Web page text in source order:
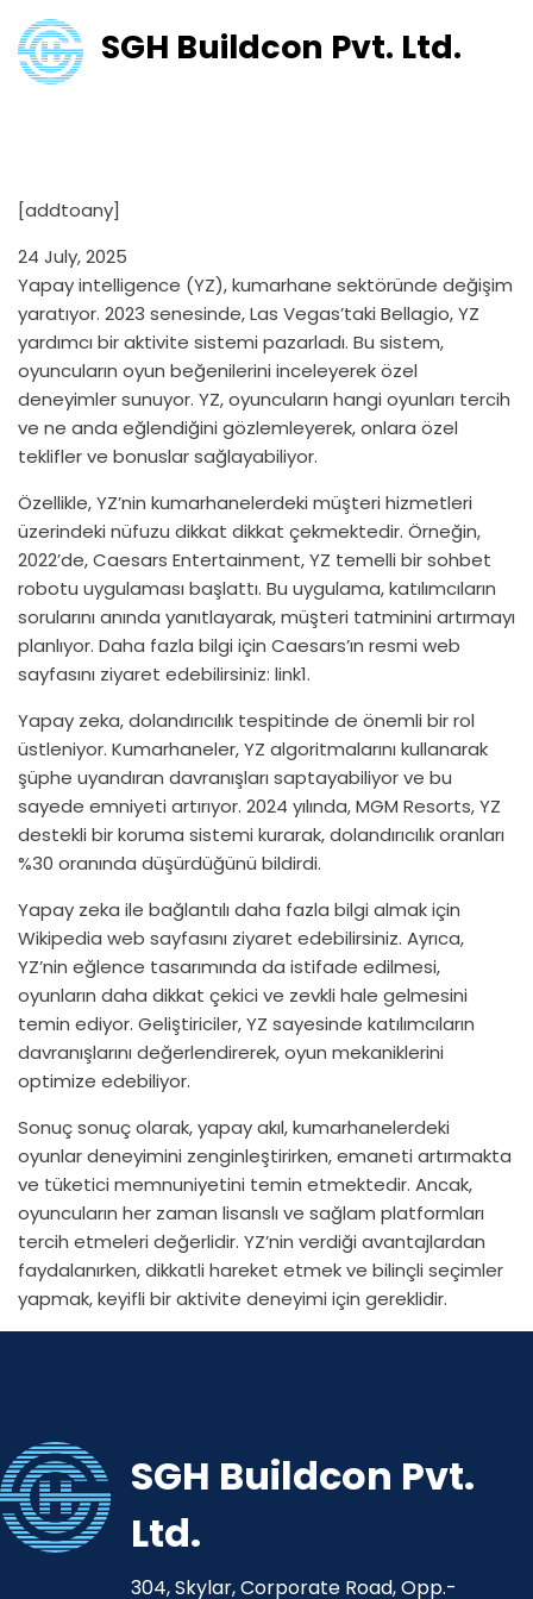
SGH Buildcon Pvt. Ltd.
[addtoany]
24 July, 2025
Yapay intelligence (YZ), kumarhane sektöründe değişim
yaratıyor. 2023 senesinde, Las Vegas’taki Bellagio, YZ
yardımcı bir aktivite sistemi pazarladı. Bu sistem,
oyuncuların oyun beğenilerini inceleyerek özel
deneyimler sunuyor. YZ, oyuncuların hangi oyunları tercih
ve ne anda eğlendiğini gözlemleyerek, onlara özel
teklifler ve bonuslar sağlayabiliyor.
Özellikle, YZ’nin kumarhanelerdeki müşteri hizmetleri
üzerindeki nüfuzu dikkat dikkat çekmektedir. Örneğin,
2022’de, Caesars Entertainment, YZ temelli bir sohbet
robotu uygulaması başlattı. Bu uygulama, katılımcıların
sorularını anında yanıtlayarak, müşteri tatminini artırmayı
planlıyor. Daha fazla bilgi için Caesars’ın resmi web
sayfasını ziyaret edebilirsiniz: link1.
Yapay zeka, dolandırıcılık tespitinde de önemli bir rol
üstleniyor. Kumarhaneler, YZ algoritmalarını kullanarak
şüphe uyandıran davranışları saptayabiliyor ve bu
sayede emniyeti artırıyor. 2024 yılında, MGM Resorts, YZ
destekli bir koruma sistemi kurarak, dolandırıcılık oranları
%30 oranında düşürdüğünü bildirdi.
Yapay zeka ile bağlantılı daha fazla bilgi almak için
Wikipedia web sayfasını ziyaret edebilirsiniz. Ayrıca,
YZ’nin eğlence tasarımında da istifade edilmesi,
oyunların daha dikkat çekici ve zevkli hale gelmesini
temin ediyor. Geliştiriciler, YZ sayesinde katılımcıların
davranışlarını değerlendirerek, oyun mekaniklerini
optimize edebiliyor.
Sonuç sonuç olarak, yapay akıl, kumarhanelerdeki
oyunlar deneyimini zenginleştirirken, emaneti artırmakta
ve tüketici memnuniyetini temin etmektedir. Ancak,
oyuncuların her zaman lisanslı ve sağlam platformları
tercih etmeleri değerlidir. YZ’nin verdiği avantajlardan
faydalanırken, dikkatli hareket etmek ve bilinçli seçimler
yapmak, keyifli bir aktivite deneyimi için gereklidir.
SGH Buildcon Pvt.
Ltd.
304, Skylar, Corporate Road, Opp.-